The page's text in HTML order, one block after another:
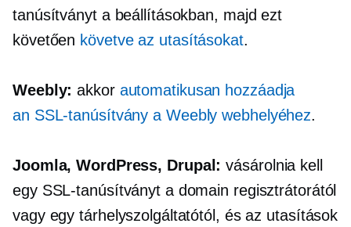
tanúsítványt a beállításokban, majd ezt
követően követve az utasításokat.
Weebly: akkor automatikusan hozzáadja
an SSL-tanúsítvány a Weebly webhelyéhez.
Joomla, WordPress, Drupal: vásárolnia kell
egy SSL-tanúsítványt a domain regisztrátorától
vagy egy tárhelyszolgáltatótól, és az utasítások